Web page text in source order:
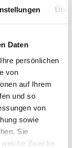
Daten
persönlichen
von
auf Ihrem
und so
von
sowie
Sie
Zwecke